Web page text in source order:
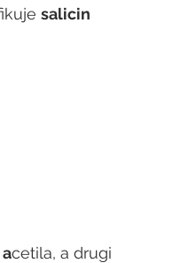
salicin
acetila, a drugi